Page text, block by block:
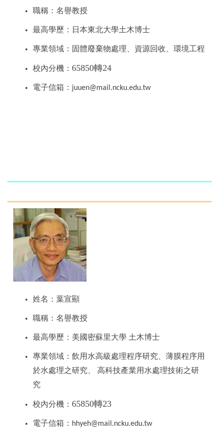
職稱：名譽教授
最高學歷：日本東北大學土木博士
專業領域：固體廢棄物處理、資源回收、環境工程
校內分機： 65850轉24
電子信箱： juuen@mail.ncku.edu.tw
姓名：葉宣顯
職稱：名譽教授
最高學歷：美國密蘇里大學 土木博士
專業領域：飲用水高級處理程序研究、薄膜程序用
於水處理之研究、 高科技產業用水處理技術之研
究
校內分機： 65850轉23
電子信箱： hhyeh@mail.ncku.edu.tw